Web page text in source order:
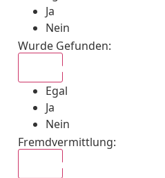
Ja
Nein
Wurde Gefunden:
Egal
Ja
Nein
Fremdvermittlung: